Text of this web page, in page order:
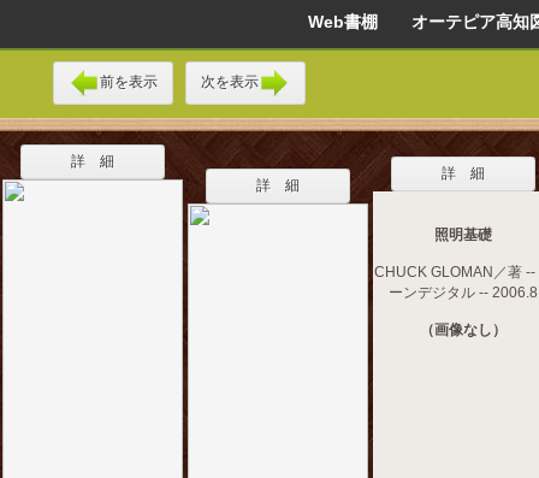
Web書棚 オーテピア高知
前を表示 次を表示
詳 細
詳 細
詳 細
照明基礎
CHUCK GLOMAN／著 --
ーンデジタル -- 2006.8
（画像なし）